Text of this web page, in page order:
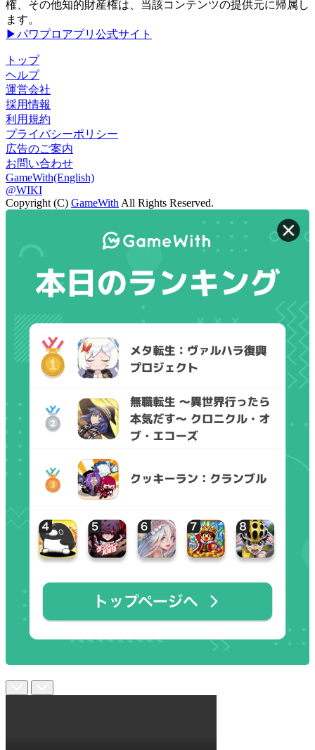
権、その他知的財産権は、当該コンテンツの提供元に帰属し
ます。
▶パワプロアプリ公式サイト
トップ
ヘルプ
運営会社
採用情報
利用規約
プライバシーポリシー
広告のご案内
お問い合わせ
GameWith(English)
@WIKI
Copyright (C) GameWith All Rights Reserved.